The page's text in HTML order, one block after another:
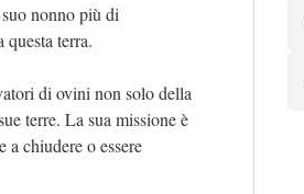
nonno più di
terra.
di ovini non solo della
terre. La sua missione è
a chiudere o essere